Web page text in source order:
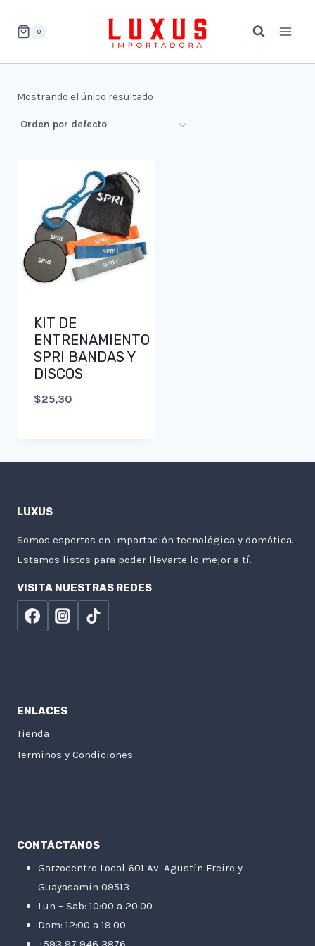
0
Mostrando el único resultado
KIT DE
ENTRENAMIENTO
SPRI BANDAS Y
DISCOS
$25,30
LUXUS
Somos espertos en importación tecnológica y domótica.
Estamos listos para poder llevarte lo mejor a tí.
VISITA NUESTRAS REDES
ENLACES
Tienda
Terminos y Condiciones
CONTÁCTANOS
Garzocentro Local 601 Av. Agustín Freire y
Guayasamin 09513
Lun – Sab: 10:00 a 20:00
Dom: 12:00 a 19:00